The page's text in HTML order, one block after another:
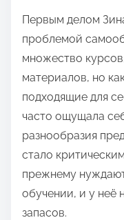
Первым делом
проблемой
множество
материалов, но
подходящие для
часто ощущала
разнообразия
стало
прежнему
обучении, и у неё
запасов.